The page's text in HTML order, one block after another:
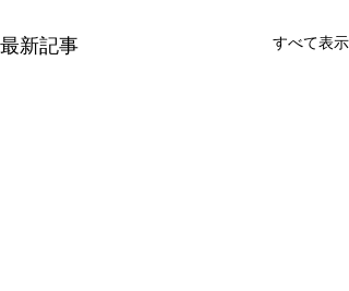
最新記事 すべて表示